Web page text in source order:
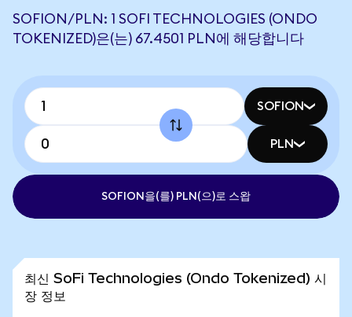
SOFION/PLN: 1 SOFI TECHNOLOGIES (ONDO
TOKENIZED)은(는) 67.4501 PLN에 해당합니다
SOFION
PLN
SOFION을(를) PLN(으)로 스왑
최신 SoFi Technologies (Ondo Tokenized) 시
장 정보